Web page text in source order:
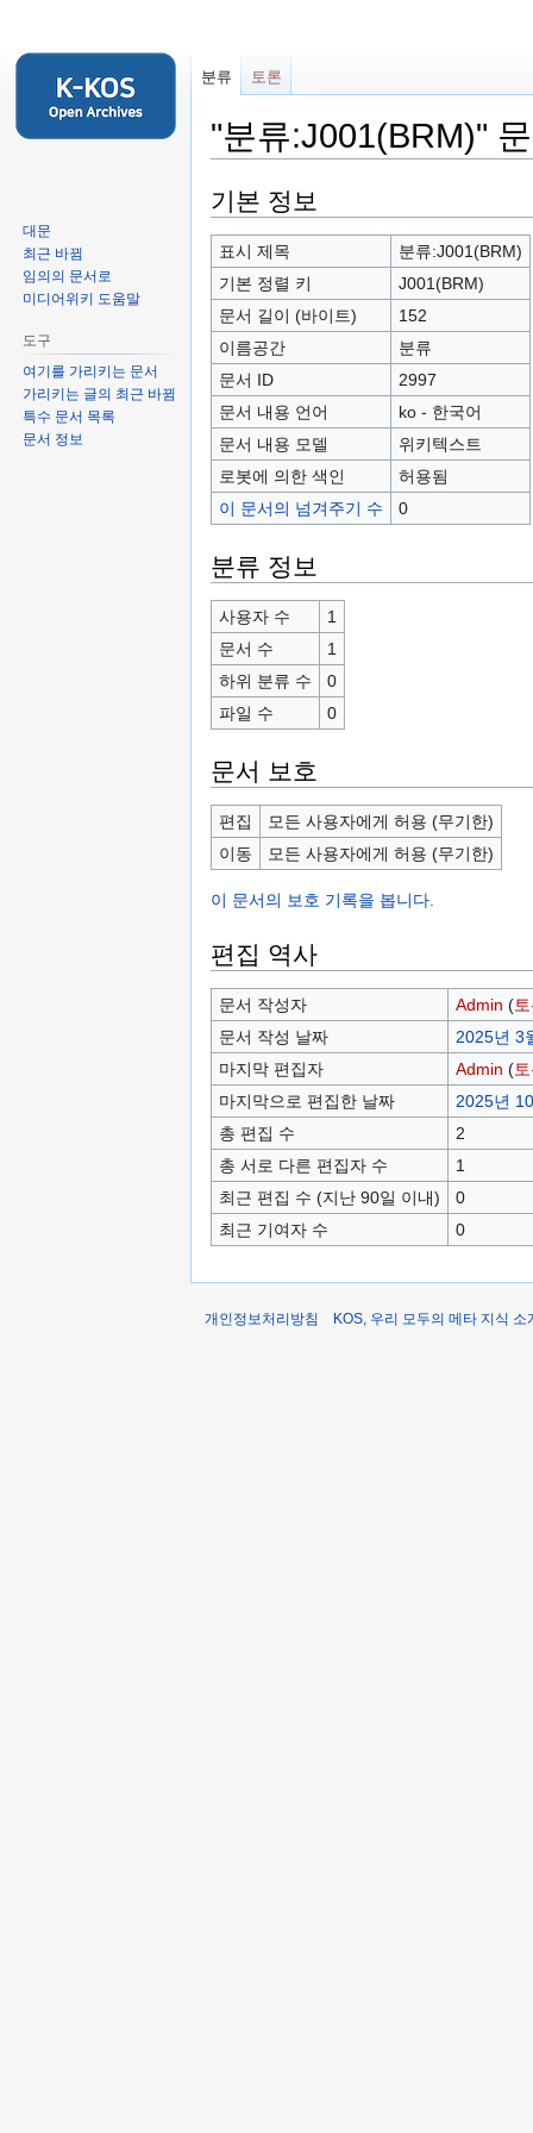
"분류:J001(BRM)"
둘
러
보
기
로
가
기
검
색
하
러
가
기
기본 정보
표시 제목
분류:J001(BRM)
기본 정렬 키
J001(BRM)
문서 길이 (바이트)
152
이름공간
분류
문서 ID
2997
문서 내용 언어
ko - 한국어
문서 내용 모델
위키텍스트
로봇에 의한 색인
허용됨
이 문서의 넘겨주기 수
0
분류 정보
사용자 수
1
문서 수
1
하위 분류 수
0
파일 수
0
문서 보호
편집
모든 사용자에게 허용 (무기한)
이동
모든 사용자에게 허용 (무기한)
이 문서의 보호 기록을 봅니다.
편집 역사
문서 작성자 Admin (
문서 작성 날짜
2025년 3
마지막 편집자
Admin (
마지막으로 편집한 날짜
2025년
총 편집 수
2
총 서로 다른 편집자 수
1
최근 편집 수 (지난 90일 이내)
0
최근 기여자 수
0
분류 토론
대문
최근 바뀜
임의의 문서로
미디어위키 도움말
도구
여기를 가리키는 문서
가리키는 글의 최근 바뀜
특수 문서 목록
문서 정보
개인정보처리방침 KOS, 우리 모두의 메타 지식 소